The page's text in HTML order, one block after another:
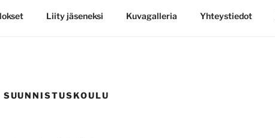
Liity jäseneksi Kuvagalleria Yhteystiedot
SUUNNISTUSKOULU